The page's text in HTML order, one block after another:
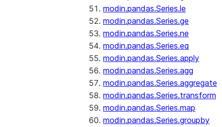
modin.pandas.Series.le
modin.pandas.Series.ge
modin.pandas.Series.ne
modin.pandas.Series.eq
modin.pandas.Series.apply
modin.pandas.Series.agg
modin.pandas.Series.aggregate
modin.pandas.Series.transform
modin.pandas.Series.map
modin.pandas.Series.groupby